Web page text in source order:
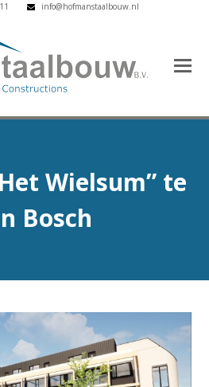
info@hofmanstaalbouw.nl
Wielsum” te
Bosch